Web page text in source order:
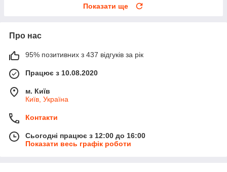
Показати ще
Про нас
95% позитивних з 437 відгуків за рік
Працює з 10.08.2020
м. Київ
Київ, Україна
Контакти
Сьогодні працює з 12:00 до 16:00
Показати весь графік роботи